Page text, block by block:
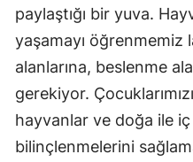
paylaştığı bir yuva.
yaşamayı öğrenmemiz
alanlarına, beslenme
gerekiyor.
hayvanlar ve doğa ile
bilinçlenmelerini